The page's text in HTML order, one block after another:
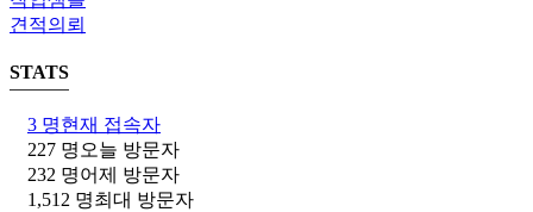
견적의뢰
STATS
3 명현재 접속자
227 명 오늘 방문자
232 명어제 방문자
1,512 명최대 방문자